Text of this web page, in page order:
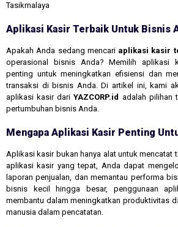
Tasikmalaya
Aplikasi Kasir Terbaik Untuk Bisnis
Apakah Anda sedang mencari aplikasi kasir
operasional bisnis Anda? Memilih aplikasi
penting untuk meningkatkan efisiensi dan
transaksi di bisnis Anda. Di artikel ini, kami
aplikasi kasir dariYAZCORP.id adalah pilihan
pertumbuhan bisnis Anda.
Mengapa Aplikasi Kasir Penting
Aplikasi kasir bukan hanya alat untuk mencatat
aplikasi kasir yang tepat, Anda dapat
laporan penjualan, dan memantau performa
bisnis kecil hingga besar, penggunaan
membantu dalam meningkatkan produktivitas
manusia dalam pencatatan.